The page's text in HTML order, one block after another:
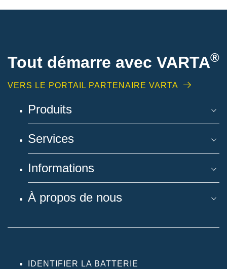
Tout démarre avec VARTA®
VERS LE PORTAIL PARTENAIRE VARTA
Produits
Services
Informations
À propos de nous
IDENTIFIER LA BATTERIE